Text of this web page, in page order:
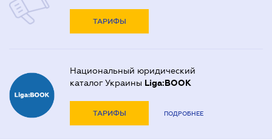
ТАРИФЫ
Национальный юридический
каталог Украины Liga:BOOK
ТАРИФЫ ПОДРОБНЕЕ